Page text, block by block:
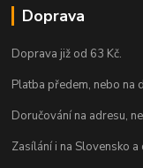
Doprava
Doprava již od 63 Kč.
Platba předem, nebo na
Doručování na adresu,
Zasílání i na Slovensko a